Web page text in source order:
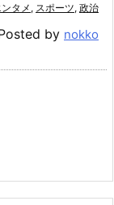
タメ , スポーツ, 政治
by nokko